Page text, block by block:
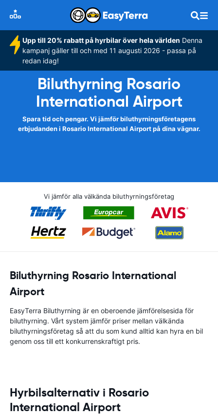
Upp till 20% rabatt på hyrbilar över hela världen Denna
kampanj gäller till och med 11 augusti 2026 - passa på
redan idag!
Biluthyrning Rosario
International Airport
Spara tid och pengar. Vi jämför biluthyrningsföretagens
erbjudanden i Rosario International Airport på dina vägnar.
Vi jämför alla välkända biluthyrningsföretag
Biluthyrning Rosario International
Airport
EasyTerra Biluthyrning är en oberoende jämförelsesida för
biluthyrning. Vårt system jämför priser mellan välkända
biluthyrningsföretag så att du som kund alltid kan hyra en bil
genom oss till ett konkurrenskraftigt pris.
Hyrbilsalternativ i Rosario
International Airport